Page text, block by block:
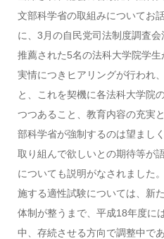
文部科学省の取組みについてお
に、3月の自民党司法制度調査
推薦された5名の法科大学院学
実情につきヒアリングが行われ
と、これを契機に各法科大学院
つつあること、教育内容の充実
部科学省が強制するのは望まし
取り組んで欲しいとの期待等が
についても説明がなされました
施する適性試験については、新
体制が整うまで、平成18年度に
中、存続させる方向で調整中で